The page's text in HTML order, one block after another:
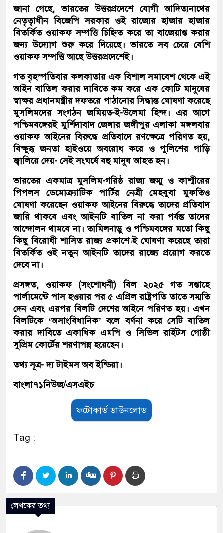
জানা গেছে, ভারতের উত্তরপ্রদেশে যোগী আদিত্যনাথের
নেতৃত্বাধীন বিজেপি সরকার ওই রাজ্যের হাজার হাজার
বিতর্কিত ওয়াকফ সম্পত্তি চিহ্নিত করে তা বাজেয়াপ্ত করার
জন্য উদ্যোগ শুরু করে দিয়েছে। ভারতে সব চেয়ে বেশি
ওয়াকফ সম্পত্তি আছে উত্তরপ্রদেশেই।
গত বৃহস্পতিবার কলকাতায় এক বিশাল সমাবেশ থেকে এই
আইন বাতিল করার দাবিতে কম করে এক কোটি মানুষের
স্বাক্ষর প্রধানমন্ত্রীর দফতরে পাঠানোর সিদ্ধান্ত ঘোষণা করেছে
মুসলিমদের সংগঠন জমিয়ত-ই-উলেমা হিন্দ। এর আগে
পশ্চিমবঙ্গেরই মুর্শিদাবাদ জেলার জঙ্গীপুর এলাকা মঙ্গলবার
ওয়াকফ আইনের বিরুদ্ধে প্রতিবাদে রণক্ষেত্রে পরিণত হয়,
বিক্ষুব্ধ জনতা হাইওয়ে অবরোধ করে ও পুলিশের গাড়ি
জ্বালিয়ে দেয়- সেই সংঘর্ষে বহু মানুষ আহত হন।
ভারতের একমাত্র মুসলিম-গরিষ্ঠ রাজ্য জম্মু ও কাশ্মীরের
পিপলস ডেমোক্র্যাটিক পার্টির নেত্রী মেহবুবা মুফতিও
ঘোষণা করেছেন ওয়াকফ আইনের বিরুদ্ধে তাদের প্রতিবাদ
জারি থাকবে এবং আইনটি বাতিল না করা পর্যন্ত তাদের
আন্দোলন থামবে না। তামিলনাড়ু ও পশ্চিমবঙ্গের মতো কিছু
কিছু বিরোধী শাসিত রাজ্য প্রকাশ্যেই ঘোষণা করেছে তারা
বিতর্কিত ওই নতুন আইনটি তাদের রাজ্যে প্রয়োগ করতে
দেবে না।
প্রসঙ্গত, ওয়াকফ (সংশোধনী) বিল ২০২৫ গত সপ্তাহে
পার্লামেন্টে পাস হওয়ার পর ৫ এপ্রিল রাষ্ট্রপতি তাতে সম্মতি
দেন এবং এরপর বিলটি দেশের আইনে পরিণত হয়। এখন
বিলটিকে ‘অসাংবিধানিক’ বলে বর্ণনা করে সেটি বাতিল
করার দাবিতে একাধিক এমপি ও সিভিল রাইটস গোষ্ঠী
সুপ্রিম কোর্টের শরণাপন্ন হয়েছেন।
তথ্য সূত্র- দ্য টাইমস অব ইন্ডিয়া।
বাংলা৭১নিউজ/এসএইচ
ফটোকার্ড ডাউনলোড
Tag :
লেখকের তথ্য